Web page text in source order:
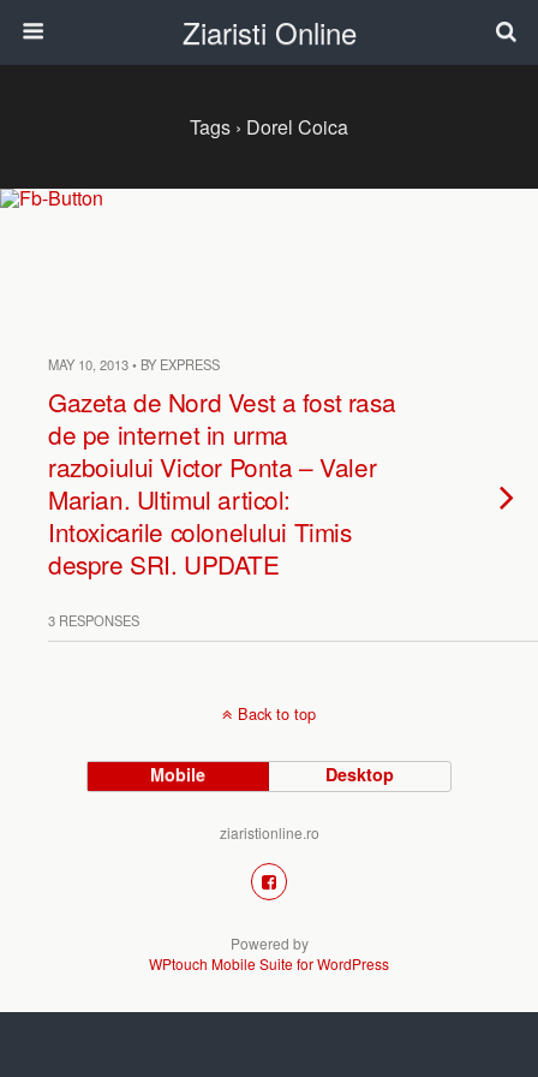
Ziaristi Online
Tags › Dorel Coica
MAY 10, 2013 • BY EXPRESS
Gazeta de Nord Vest a fost rasa
de pe internet in urma
razboiului Victor Ponta – Valer
Marian. Ultimul articol:
Intoxicarile colonelului Timis
despre SRI. UPDATE
3 RESPONSES
Back to top
Mobile Desktop
ziaristionline.ro
Powered by
WPtouch Mobile Suite for WordPress